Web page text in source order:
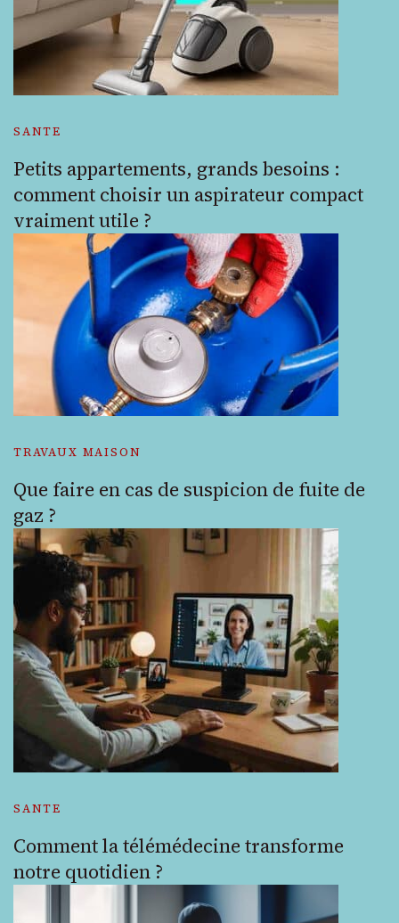
SANTE
Petits appartements, grands besoins :
comment choisir un aspirateur compact
vraiment utile ?
TRAVAUX MAISON
Que faire en cas de suspicion de fuite de
gaz ?
SANTE
Comment la télémédecine transforme
notre quotidien ?